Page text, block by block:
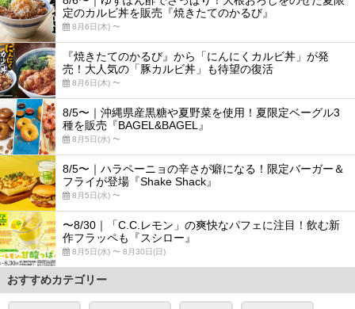
定のカルビ丼を販売『焼きたてのかるび』
8月6日(木) 〜
『焼きたてのかるび』から「にんにくカルビ丼」が発
売！大人気の「豚カルビ丼」も待望の復活
8月6日(木) 〜
8/5〜｜沖縄県産黒糖や夏野菜を使用！夏限定ベーグル3
種を販売『BAGEL&BAGEL』
8月5日(水) 〜
8/5〜｜ハラペーニョの辛さが癖になる！限定バーガー＆
フライが登場『Shake Shack』
8月5日(水) 〜
〜8/30｜「C.C.レモン」の爽快なパフェに注目！飲む新
作フラッペも『スシロー』
8月5日(水) 〜 8月30日(日)
おすすめカテゴリー